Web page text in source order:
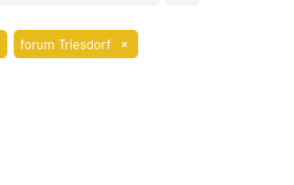
forum Triesdorf ×